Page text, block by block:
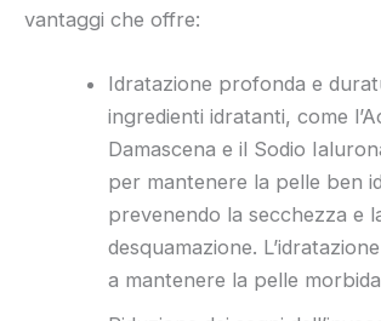
vantaggi che offre:
Idratazione profonda e
ingredienti idratanti, come
Damascena e il Sodio
per mantenere la pelle ben
prevenendo la secchezza e
desquamazione.
a mantenere la pelle